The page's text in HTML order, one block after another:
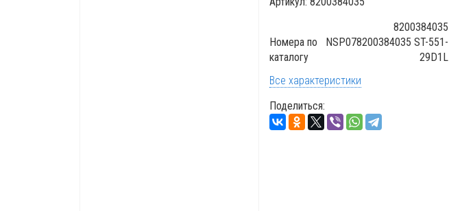
Номера по
каталогу
8200384035
NSP078200384035 ST-551-
29D1L
Все характеристики
Поделиться: